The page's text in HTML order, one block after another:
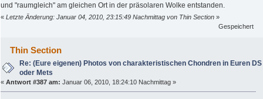
und "raumgleich" am gleichen Ort in der präsolaren Wolke entstanden.
« Letzte Änderung: Januar 04, 2010, 23:15:49 Nachmittag von Thin Section »
Gespeichert
Thin Section
Re: (Eure eigenen) Photos von charakteristischen Chondren in Euren DS
oder Mets
« Antwort #387 am: Januar 06, 2010, 18:24:10 Nachmittag »